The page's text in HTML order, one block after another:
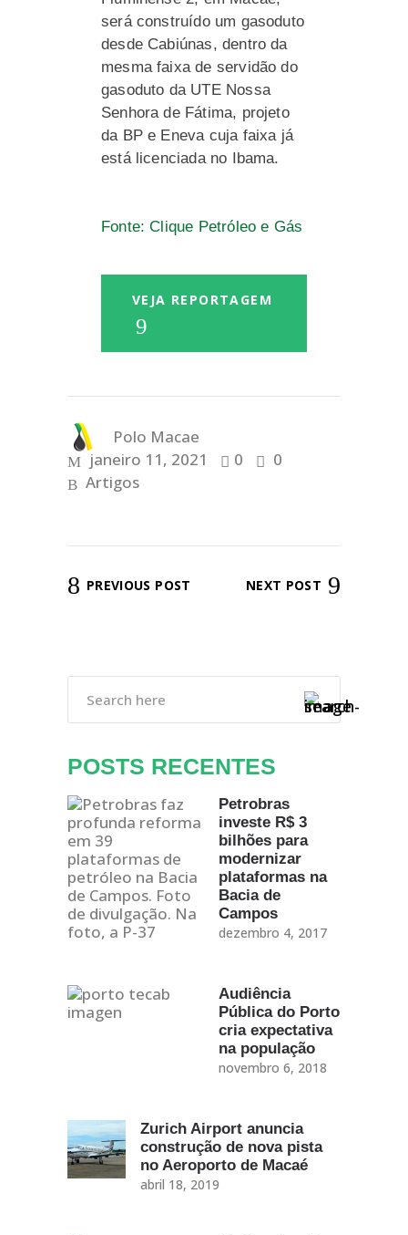
será construído um gasoduto
desde Cabiúnas, dentro da
mesma faixa de servidão do
gasoduto da UTE Nossa
Senhora de Fátima, projeto
da BP e Eneva cuja faixa já
está licenciada no Ibama.
Fonte: Clique Petróleo e Gás
VEJA REPORTAGEM
Polo Macae
janeiro 11, 2021
0
0
Artigos
PREVIOUS POST NEXT POST
POSTS RECENTES
Petrobras
investe R$ 3
bilhões para
modernizar
plataformas na
Bacia de
Campos
dezembro 4, 2017
Audiência
Pública do Porto
cria expectativa
na população
novembro 6, 2018
Zurich Airport anuncia
construção de nova pista
no Aeroporto de Macaé
abril 18, 2019